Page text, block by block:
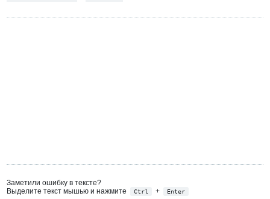
Заметили ошибку в тексте?
Выделите текст мышью и нажмите
Ctrl + Enter